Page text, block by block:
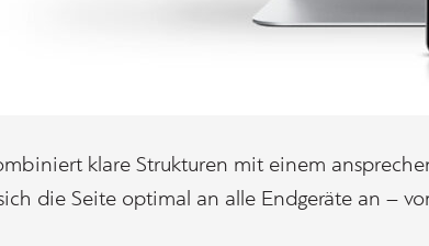
klare Strukturen mit einem
die Seite optimal an alle Endgeräte an –